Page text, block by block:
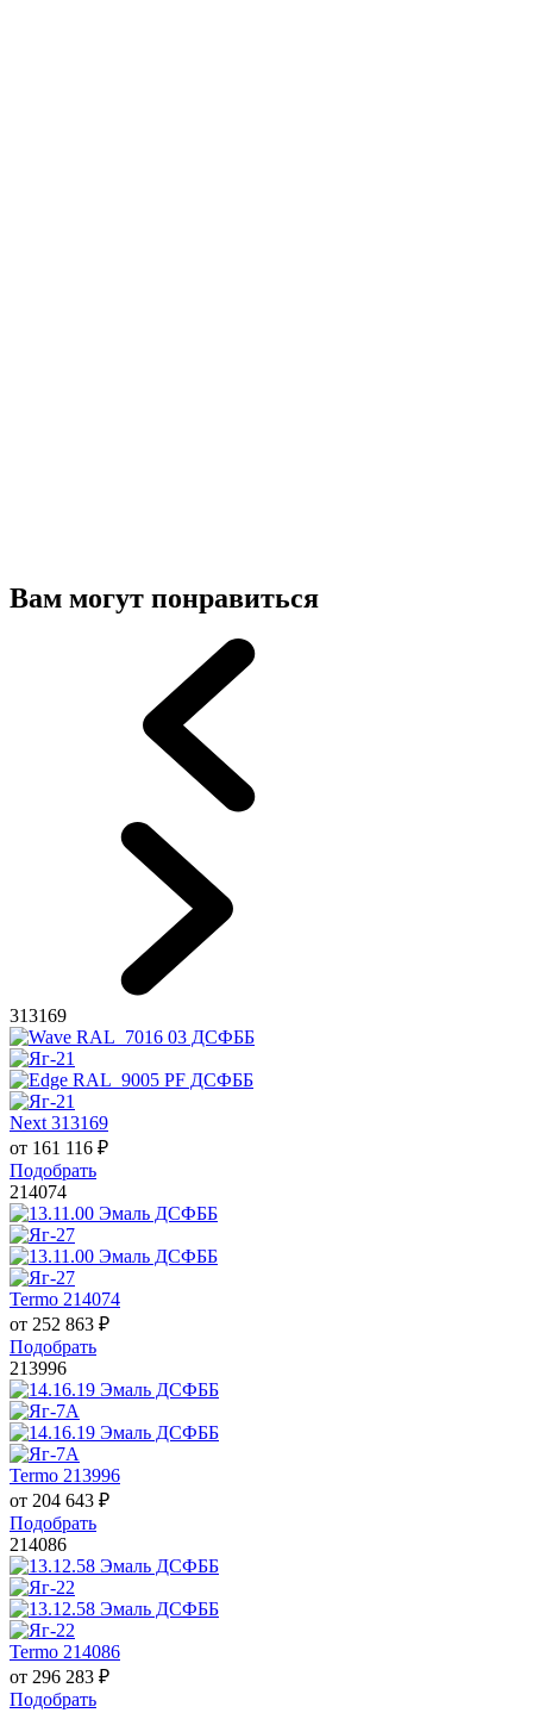
Вам могут понравиться
313169
Next 313169
от 161 116 ₽
Подобрать
214074
Termo 214074
от 252 863 ₽
Подобрать
213996
Termo 213996
от 204 643 ₽
Подобрать
214086
Termo 214086
от 296 283 ₽
Подобрать